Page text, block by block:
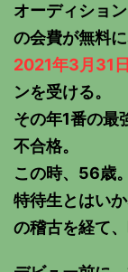
オーディショ
の会費が無料に
2021年3月31日
ンを受ける。
その年1番の最
不合格。
この時、56歳。
特待生とはい
の稽古を経て